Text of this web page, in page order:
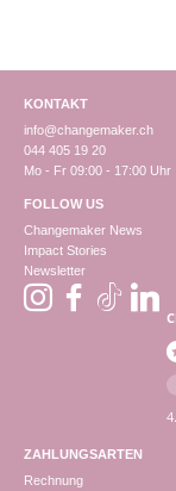
KONTAKT
info@changemaker.ch
044 405 19 20
Mo - Fr 09:00 - 17:00 Uhr
FOLLOW US
Changemaker News
Impact Stories
Newsletter
ZAHLUNGSARTEN
Rechnung